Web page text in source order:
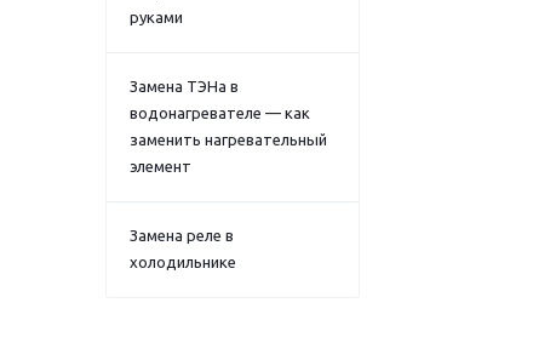
руками
Замена ТЭНа в
водонагревателе — как
заменить нагревательный
элемент
Замена реле в
холодильнике